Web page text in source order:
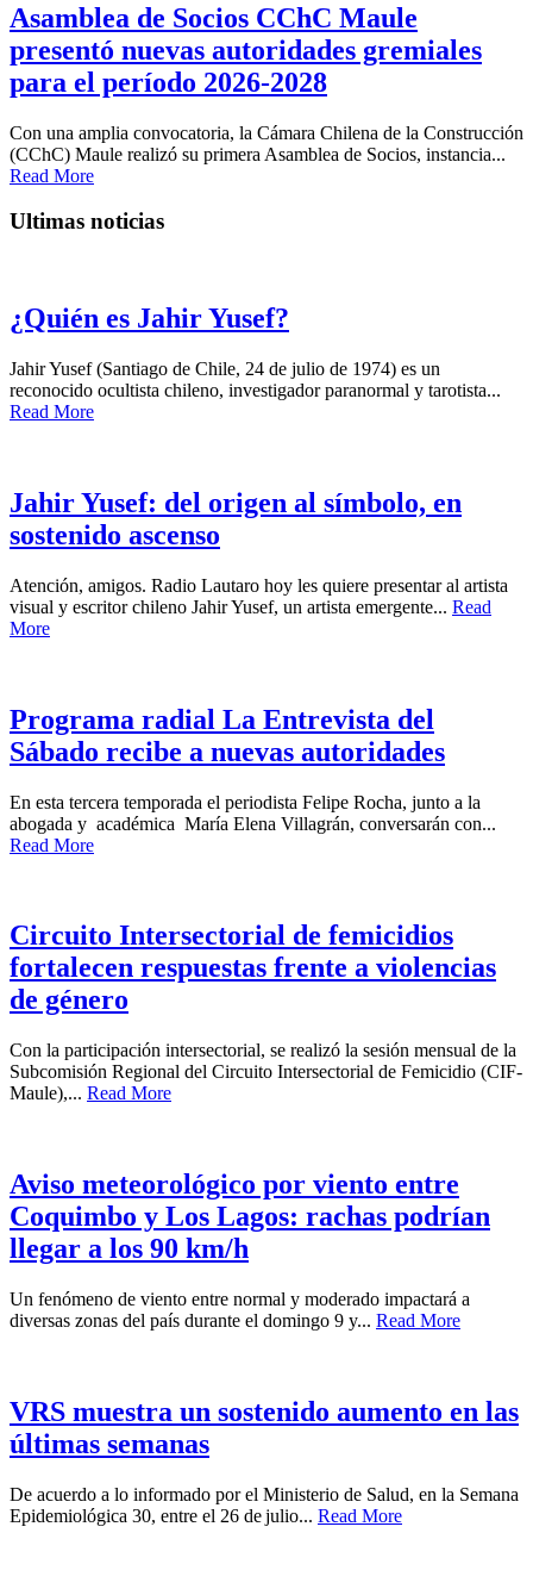
Asamblea de Socios CChC Maule
presentó nuevas autoridades gremiales
para el período 2026-2028
Con una amplia convocatoria, la Cámara Chilena de la Construcción
(CChC) Maule realizó su primera Asamblea de Socios, instancia...
Read More
Ultimas noticias
¿Quién es Jahir Yusef?
Jahir Yusef (Santiago de Chile, 24 de julio de 1974) es un
reconocido ocultista chileno, investigador paranormal y tarotista...
Read More
Jahir Yusef: del origen al símbolo, en
sostenido ascenso
Atención, amigos. Radio Lautaro hoy les quiere presentar al artista
visual y escritor chileno Jahir Yusef, un artista emergente... Read
More
Programa radial La Entrevista del
Sábado recibe a nuevas autoridades
En esta tercera temporada el periodista Felipe Rocha, junto a la
abogada y académica María Elena Villagrán, conversarán con...
Read More
Circuito Intersectorial de femicidios
fortalecen respuestas frente a violencias
de género
Con la participación intersectorial, se realizó la sesión mensual de la
Subcomisión Regional del Circuito Intersectorial de Femicidio (CIF-
Maule),... Read More
Aviso meteorológico por viento entre
Coquimbo y Los Lagos: rachas podrían
llegar a los 90 km/h
Un fenómeno de viento entre normal y moderado impactará a
diversas zonas del país durante el domingo 9 y... Read More
VRS muestra un sostenido aumento en las
últimas semanas
De acuerdo a lo informado por el Ministerio de Salud, en la Semana
Epidemiológica 30, entre el 26 de julio... Read More